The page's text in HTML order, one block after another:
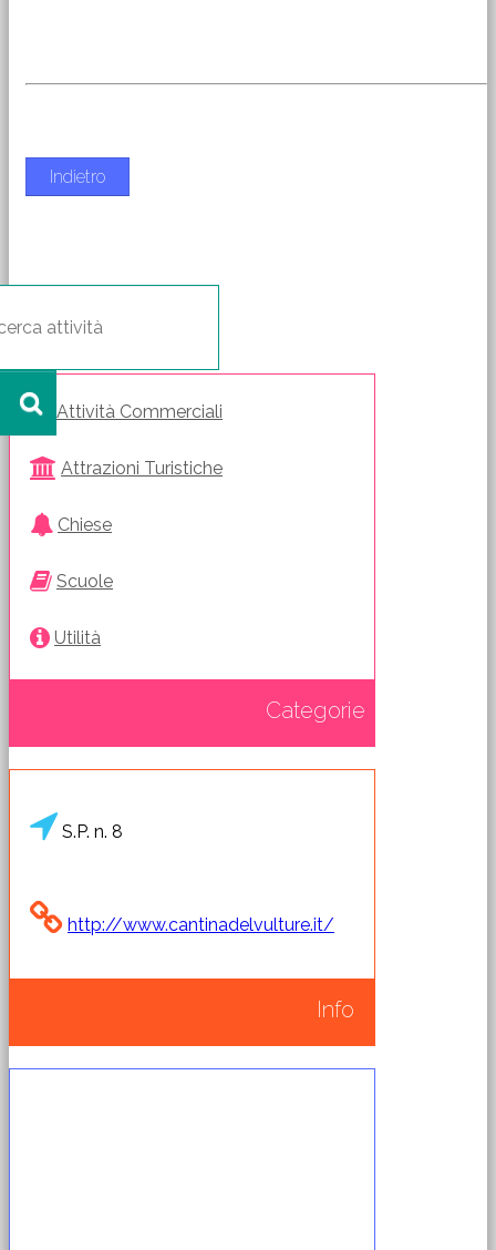
Indietro
Attività Commerciali
Attrazioni Turistiche
Chiese
Scuole
Utilità
Categorie
S.P. n. 8
http://www.cantinadelvulture.it/
Info